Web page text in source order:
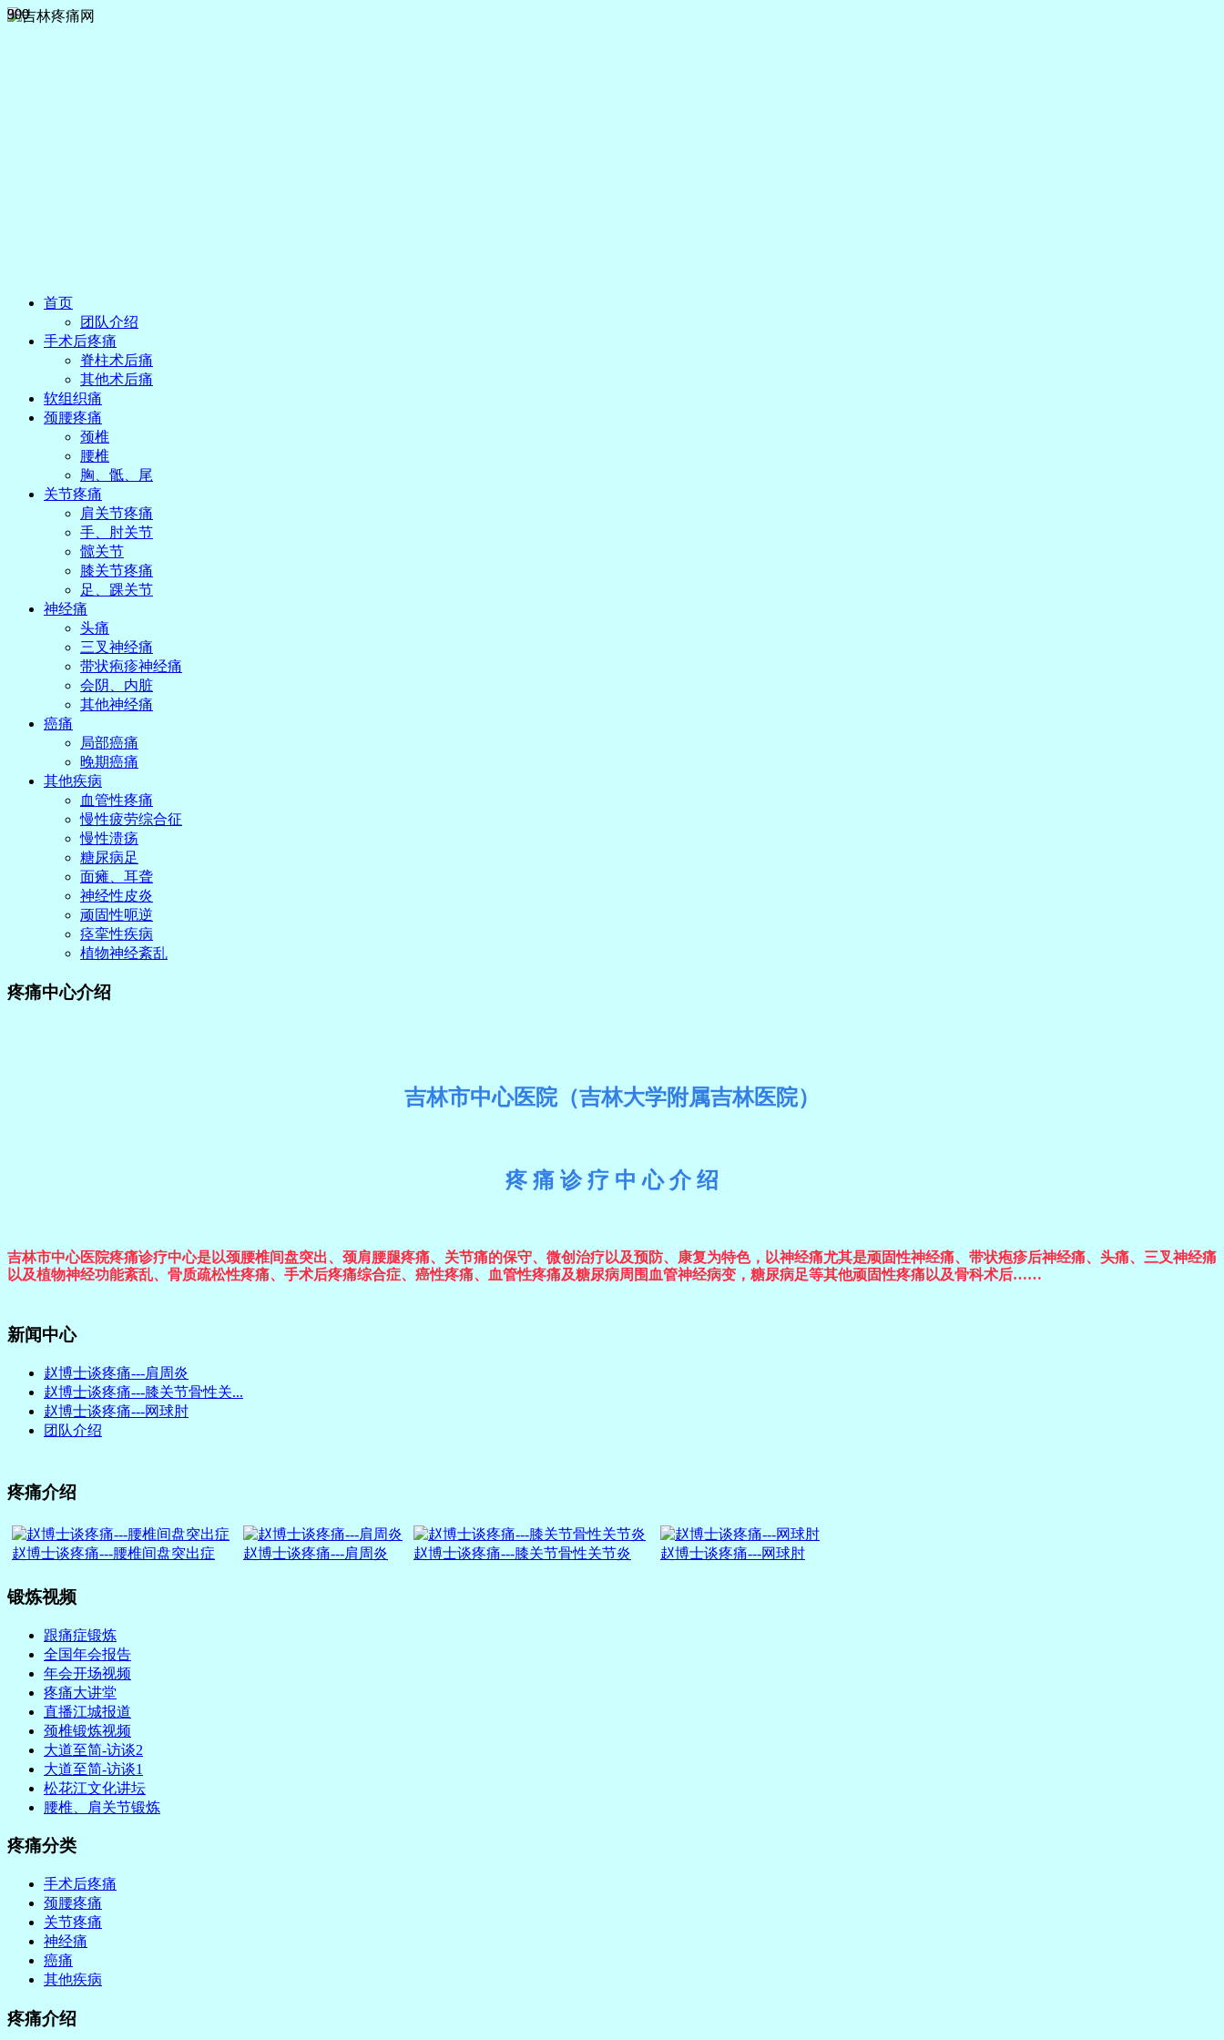
300
990
首页
团队介绍
手术后疼痛
脊柱术后痛
其他术后痛
软组织痛
颈腰疼痛
颈椎
腰椎
胸、骶、尾
关节疼痛
肩关节疼痛
手、肘关节
髋关节
膝关节疼痛
足、踝关节
神经痛
头痛
三叉神经痛
带状疱疹神经痛
会阴、内脏
其他神经痛
癌痛
局部癌痛
晚期癌痛
其他疾病
血管性疼痛
慢性疲劳综合征
慢性溃疡
糖尿病足
面瘫、耳聋
神经性皮炎
顽固性呃逆
痉挛性疾病
植物神经紊乱
疼痛中心介绍
吉林市中心医院（吉林大学附属吉林医院）
疼 痛 诊 疗 中 心 介 绍
吉林市中心医院疼痛诊疗中心是以颈腰椎间盘突出、颈肩腰腿疼痛、关节痛的保守、微创治疗以及预防、康复为特色，以神经痛尤其是顽固性神经痛、带状疱疹后神经痛、头痛、三叉神经痛
以及植物神经功能紊乱、骨质疏松性疼痛、手术后疼痛综合症、癌性疼痛、血管性疼痛及糖尿病周围血管神经病变， 糖尿病足等其他顽固性疼痛以及骨科术后……
新闻中心
赵博士谈疼痛---肩周炎
赵博士谈疼痛---膝关节骨性关...
赵博士谈疼痛---网球肘
团队介绍
疼痛介绍
赵博士谈疼痛---腰椎间盘突出症 赵博士谈疼痛---肩周炎 赵博士谈疼痛---膝关节骨性关节炎 赵博士谈疼痛---网球肘
锻炼视频
跟痛症锻炼
全国年会报告
年会开场视频
疼痛大讲堂
直播江城报道
颈椎锻炼视频
大道至简-访谈2
大道至简-访谈1
松花江文化讲坛
腰椎、肩关节锻炼
疼痛分类
手术后疼痛
颈腰疼痛
关节疼痛
神经痛
癌痛
其他疾病
疼痛介绍